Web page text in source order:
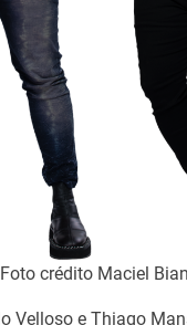
Foto crédito Maciel
Velloso e Thiago